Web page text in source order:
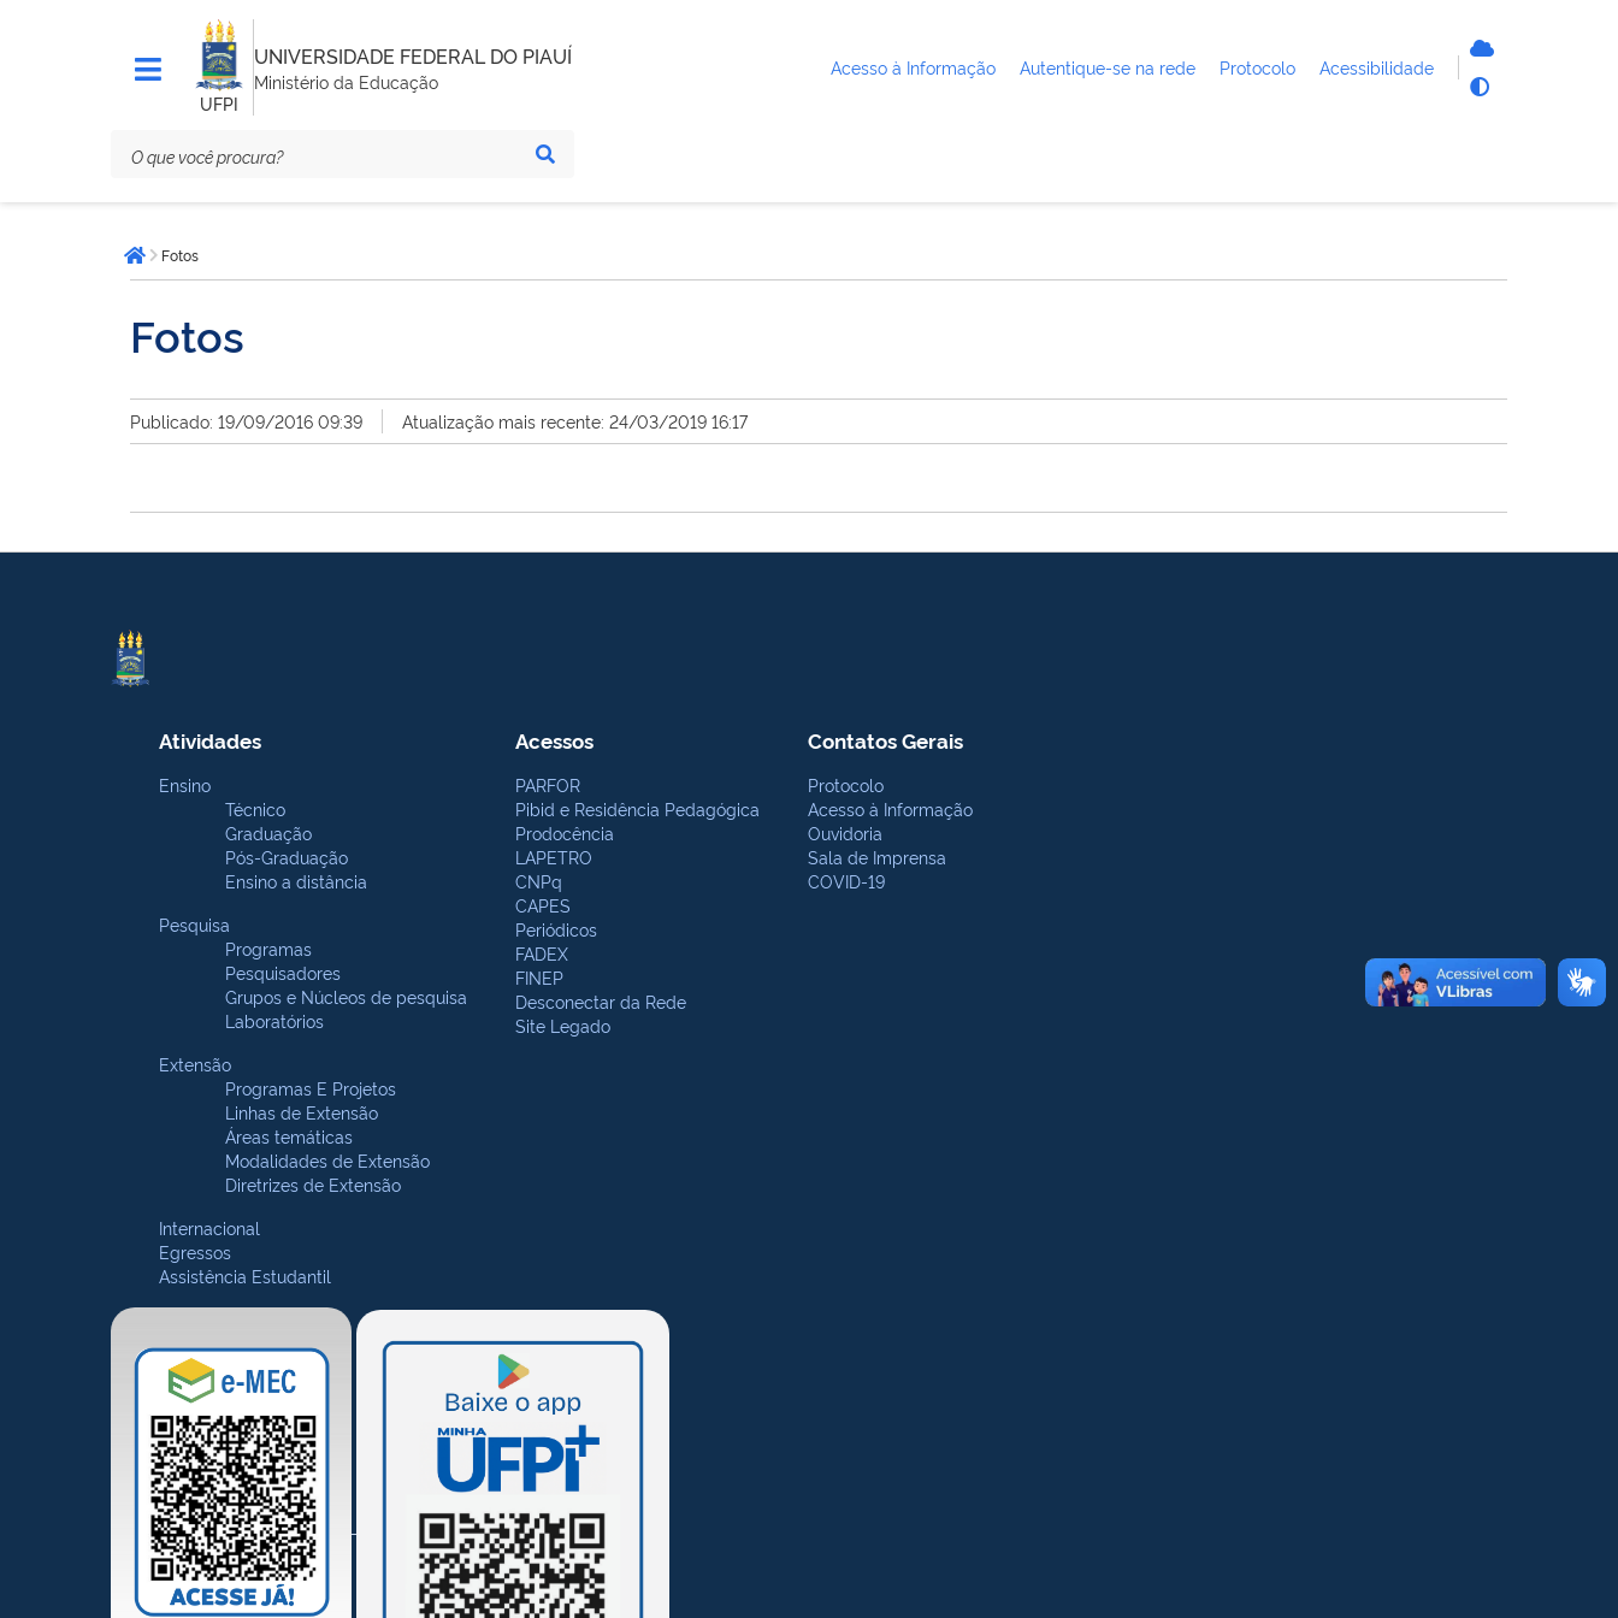
UFPI
UNIVERSIDADE FEDERAL DO PIAUÍ
Ministério da Educação
Acesso à Informação Autentique-se na rede Protocolo Acessibilidade
está
aqui:Página inicial
Fotos
Fotos
Publicado: 19/09/2016 09:39 Atualização mais recente: 24/03/2019 16:17
Atividades
Ensino
Técnico
Graduação
Pós-Graduação
Ensino a distância
Pesquisa
Programas
Pesquisadores
Grupos e Núcleos de pesquisa
Laboratórios
Extensão
Programas E Projetos
Linhas de Extensão
Áreas temáticas
Modalidades de Extensão
Diretrizes de Extensão
Internacional
Egressos
Assistência Estudantil
Acessos
PARFOR
Pibid e Residência Pedagógica
Prodocência
LAPETRO
CNPq
CAPES
Periódicos
FADEX
FINEP
Desconectar da Rede
Site Legado
Contatos Gerais
Protocolo
Acesso à Informação
Ouvidoria
Sala de Imprensa
COVID-19